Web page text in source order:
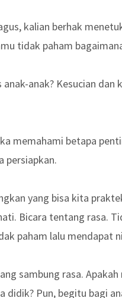
kalian berhak
tidak paham
anak? Kesucian
memahami betapa
persiapkan.
yang bisa kita
Bicara tentang rasa.
paham lalu mendapat
sambung rasa.
didik? Pun, begitu bagi